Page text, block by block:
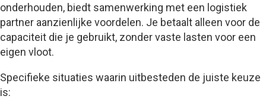
onderhouden, biedt samenwerking met een logistiek
partner aanzienlijke voordelen. Je betaalt alleen voor de
capaciteit die je gebruikt, zonder vaste lasten voor een
eigen vloot.
Specifieke situaties waarin uitbesteden de juiste keuze
is: